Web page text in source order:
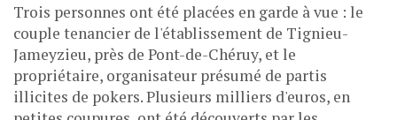
Trois personnes ont été placées en garde à vue : le
couple tenancier de l'établissement de Tignieu-
Jameyzieu, près de Pont-de-Chéruy, et le
propriétaire, organisateur présumé de partis
illicites de pokers. Plusieurs milliers d'euros, en